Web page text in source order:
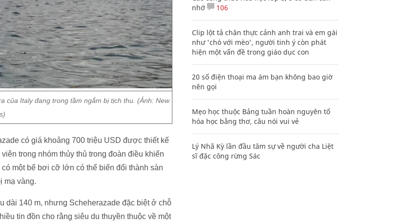
của Italy đang trong tầm ngắm bị tịch thu. (Ảnh: New
có giá khoảng 700 triệu USD được thiết kế
trong nhóm thủy thủ trong đoàn điều khiển
một bể bơi cỡ lớn có thể biến đổi thành sàn
mạ vàng.
dài 140 m, nhưng Scheherazade đặc biệt ở chỗ
tin đồn cho rằng siêu du thuyền thuộc về một
nhớ
106
Clip lột tả chân thực cảnh anh trai và em gái
như 'chó với mèo', người tinh ý còn phát
hiện một vấn đề trong giáo dục con
20 số điện thoại ma ám bạn không bao giờ
nên gọi
Mẹo học thuộc Bảng tuần hoàn nguyên tố
hóa học bằng thơ, câu nói vui vẻ
Lý Nhã Kỳ lần đầu tâm sự về người cha Liệt
sĩ đặc công rừng Sác